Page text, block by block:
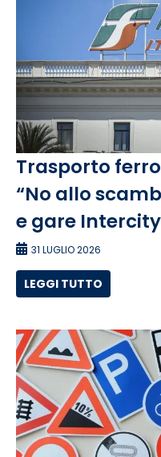
Trasporto
“No allo
e gare
31 LUGLIO 2026
LEGGI TUTTO